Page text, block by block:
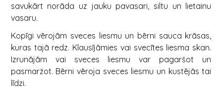
savukārt norāda uz jauku pavasari, siltu un lietainu
vasaru.
Kopīgi vērojām sveces liesmu un bērni sauca krāsas,
kuras tajā redz. Klausījāmies vai svecītes liesma skan.
Izrunājām vai sveces liesmu var pagaršot un
pasmaržot. Bērni vēroja sveces liesmu un kustējās tai
līdzi.